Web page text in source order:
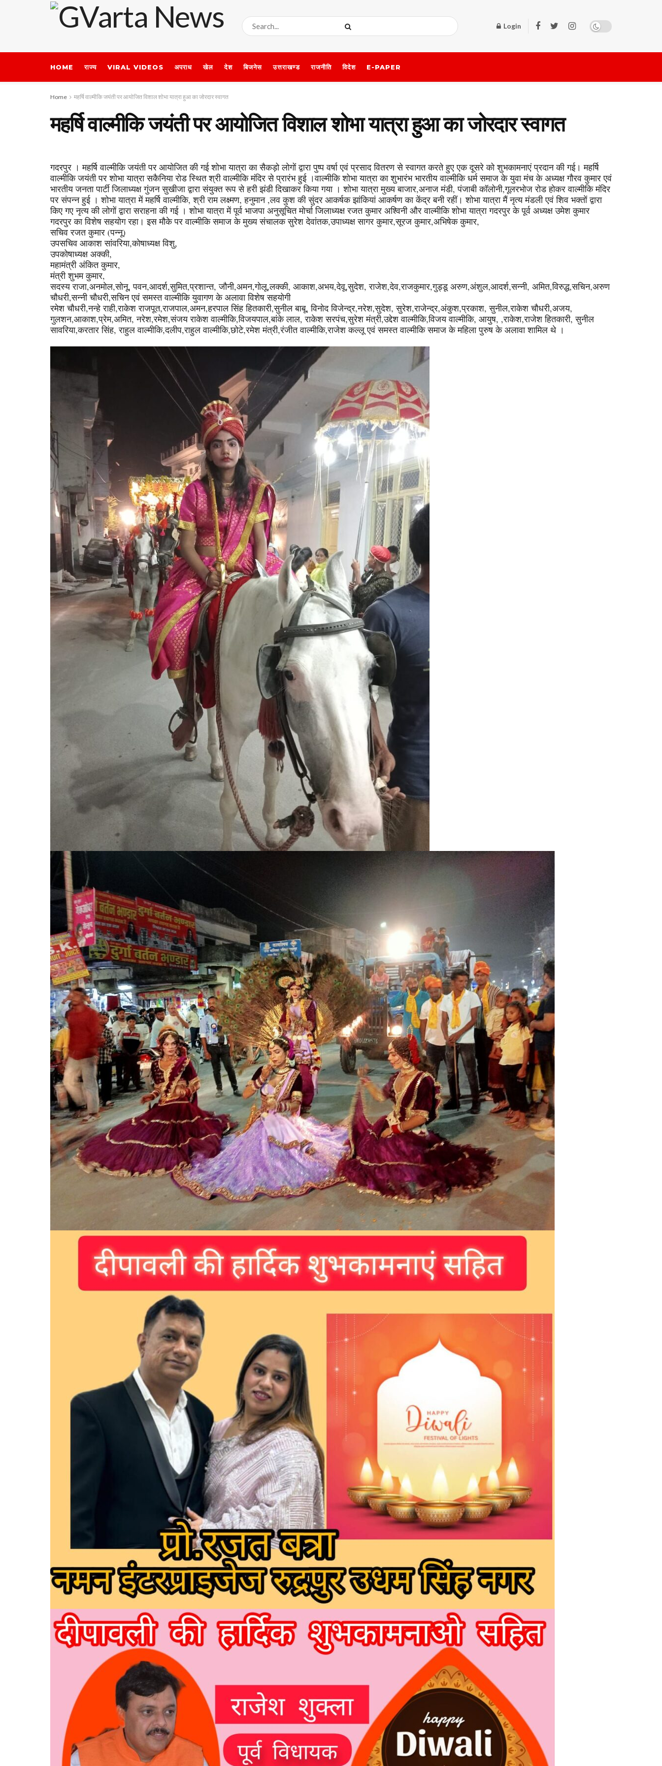
Login
HOME राज्य VIRAL VIDEOS अपराध खेल देश बिजनेस उत्तराखण्ड राजनीति विदेश E-PAPER
Home महर्षि वाल्मीकि जयंती पर आयोजित विशाल शोभा यात्रा हुआ का जोरदार स्वागत
महर्षि वाल्मीकि जयंती पर आयोजित विशाल शोभा यात्रा हुआ का जोरदार स्वागत
गदरपुर । महर्षि वाल्मीकि जयंती पर आयोजित की गई शोभा यात्रा का सैकड़ो लोगों द्वारा पुष्प वर्षा एवं प्रसाद वितरण से स्वागत करते हुए एक दूसरे को शुभकामनाएं प्रदान की गई। महर्षि
वाल्मीकि जयंती पर शोभा यात्रा सकैनिया रोड स्थित श्री वाल्मीकि मंदिर से प्रारंभ हुई ।वाल्मीकि शोभा यात्रा का शुभारंभ भारतीय वाल्मीकि धर्म समाज के युवा मंच के अध्यक्ष गौरव कुमार एवं
भारतीय जनता पार्टी जिलाध्यक्ष गुंजन सुखीजा द्वारा संयुक्त रूप से हरी झंडी दिखाकर किया गया । शोभा यात्रा मुख्य बाजार,अनाज मंडी, पंजाबी कॉलोनी,गूलरभोज रोड होकर वाल्मीकि मंदिर
पर संपन्न हुई । शोभा यात्रा में महर्षि वाल्मीकि, श्री राम लक्ष्मण, हनुमान ,लव कुश की सुंदर आकर्षक झांकियां आकर्षण का केंद्र बनी रहीं। शोभा यात्रा मैं नृत्य मंडली एवं शिव भक्तों द्वारा
किए गए नृत्य की लोगों द्वारा सराहना की गई । शोभा यात्रा में पूर्व भाजपा अनुसूचित मोर्चा जिलाध्यक्ष रजत कुमार अश्विनी और वाल्मीकि शोभा यात्रा गदरपुर के पूर्व अध्यक्ष उमेश कुमार
गदरपुर का विशेष सहयोग रहा। इस मौके पर वाल्मीकि समाज के मुख्य संचालक सुरेश देवांतक,उपाध्यक्ष सागर कुमार,सूरज कुमार,अभिषेक कुमार,
सचिव रजत कुमार (पन्नू)
उपसचिव आकाश सांवरिया,कोषाध्यक्ष विशु,
उपकोषाध्यक्ष अक्की,
महामंत्री अंकित कुमार,
मंत्री शुभम कुमार,
सदस्य राजा,अनमोल,सोनू, पवन,आदर्श,सुमित,प्रशान्त, जौनी,अमन,गोलू,लक्की, आकाश,अभय,देवू,सुदेश, राजेश,देव,राजकुमार,गुड्डू अरुण,अंशुल,आदर्श,सन्नी, अमित,विरुद्ध,सचिन,अरुण
चौधरी,सन्नी चौधरी,सचिन एवं समस्त वाल्मीकि युवागण के अलावा विशेष सहयोगी
रमेश चौधरी,नन्हे राही,राकेश राजपूत,राजपाल,अमन,हरपाल सिंह हितकारी,सुनील बाबू, विनोद विजेन्द्र,नरेश,सुदेश, सुरेश,राजेन्द्र,अंकुश,प्रकाश, सुनील,राकेश चौधरी,अजय,
गुलशन,आकाश,प्रेम,अमित, नरेश,रमेश,संजय राकेश वाल्मीकि,विजयपाल,बांके लाल, राकेश सरपंच,सुरेश मंत्री,उद्देश वाल्मीकि,विजय वाल्मीकि, आयुष, ,राकेश,राजेश हितकारी, सुनील
सावरिया,करतार सिंह, राहुल वाल्मीकि,दलीप,राहुल वाल्मीकि,छोटे,रमेश मंत्री,रंजीत वाल्मीकि,राजेश कल्लू एवं समस्त वाल्मीकि समाज के महिला पुरुष के अलावा शामिल थे ।